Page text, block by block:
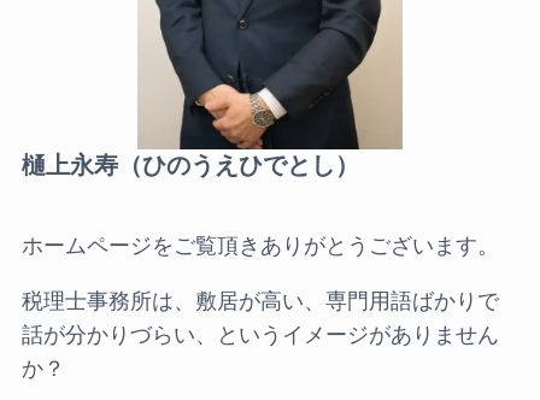
樋上永寿（ひのうえひでとし）
ホームページをご覧頂きありがとうございます。
税理士事務所は、敷居が高い、専門用語ばかりで
話が分かりづらい、というイメージがありません
か？